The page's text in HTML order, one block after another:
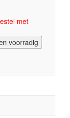
met
voorradig